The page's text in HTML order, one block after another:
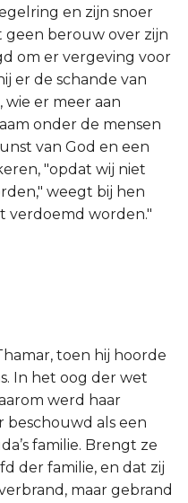
en zijn snoer
berouw over zijn
om er vergeving voor
er de schande van
wie er meer aan
onder de mensen
van God en een
"opdat wij niet
weegt bij hen
verdoemd worden."
toen hij hoorde
In het oog der wet
werd haar
beschouwd als een
familie. Brengt ze
der familie, en dat zij
maar gebrand